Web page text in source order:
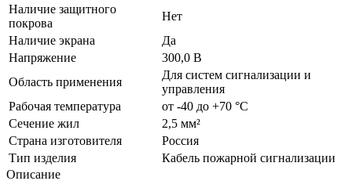
Наличие защитного
покрова
Нет
Наличие экрана
Да
Напряжение
300,0 В
Область применения
Для систем сигнализации и
управления
Рабочая температура
от -40 до +70 °C
Сечение жил
2,5 мм²
Страна изготовителя
Россия
Тип изделия
Кабель пожарной сигнализации
Описание